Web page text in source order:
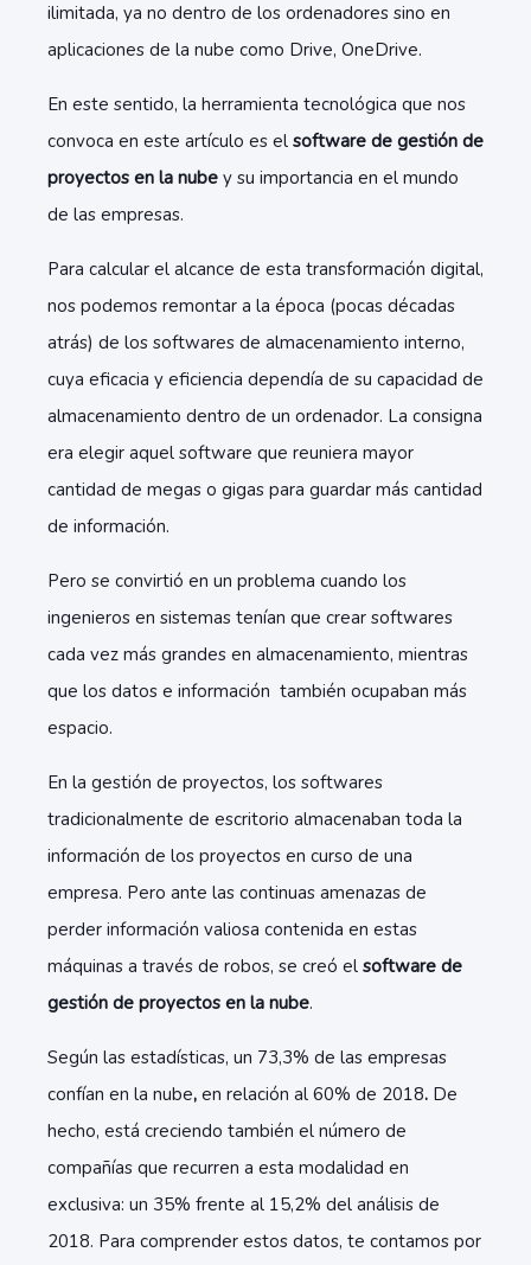
ilimitada, ya no dentro de los ordenadores sino en
aplicaciones de la nube como Drive, OneDrive.
En este sentido, la herramienta tecnológica que nos
convoca en este artículo es el software de gestión de
proyectos en la nube y su importancia en el mundo
de las empresas.
Para calcular el alcance de esta transformación digital,
nos podemos remontar a la época (pocas décadas
atrás) de los softwares de almacenamiento interno,
cuya eficacia y eficiencia dependía de su capacidad de
almacenamiento dentro de un ordenador. La consigna
era elegir aquel software que reuniera mayor
cantidad de megas o gigas para guardar más cantidad
de información.
Pero se convirtió en un problema cuando los
ingenieros en sistemas tenían que crear softwares
cada vez más grandes en almacenamiento, mientras
que los datos e información también ocupaban más
espacio.
En la gestión de proyectos, los softwares
tradicionalmente de escritorio almacenaban toda la
información de los proyectos en curso de una
empresa. Pero ante las continuas amenazas de
perder información valiosa contenida en estas
máquinas a través de robos, se creó el software de
gestión de proyectos en la nube.
Según las estadísticas, un 73,3% de las empresas
confían en la nube, en relación al 60% de 2018. De
hecho, está creciendo también el número de
compañías que recurren a esta modalidad en
exclusiva: un 35% frente al 15,2% del análisis de
2018. Para comprender estos datos, te contamos por